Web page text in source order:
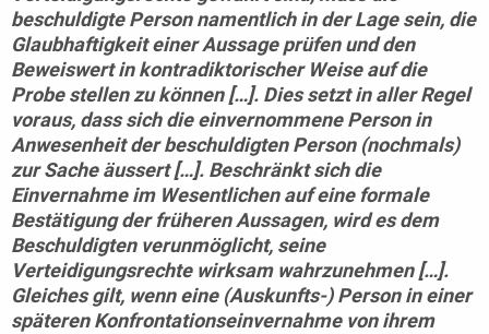
beschuldigte Person namentlich in der Lage sein, die
Glaubhaftigkeit einer Aussage prüfen und den
Beweiswert in kontradiktorischer Weise auf die
Probe stellen zu können […]. Dies setzt in aller Regel
voraus, dass sich die einvernommene Person in
Anwesenheit der beschuldigten Person (nochmals)
zur Sache äussert […]. Beschränkt sich die
Einvernahme im Wesentlichen auf eine formale
Bestätigung der früheren Aussagen, wird es dem
Beschuldigten verunmöglicht, seine
Verteidigungsrechte wirksam wahrzunehmen […].
Gleiches gilt, wenn eine (Auskunfts-) Person in einer
späteren Konfrontationseinvernahme von ihrem